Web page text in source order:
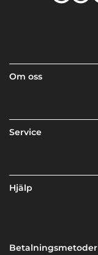
Om oss
Service
Hjälp
Betalningsmetoder